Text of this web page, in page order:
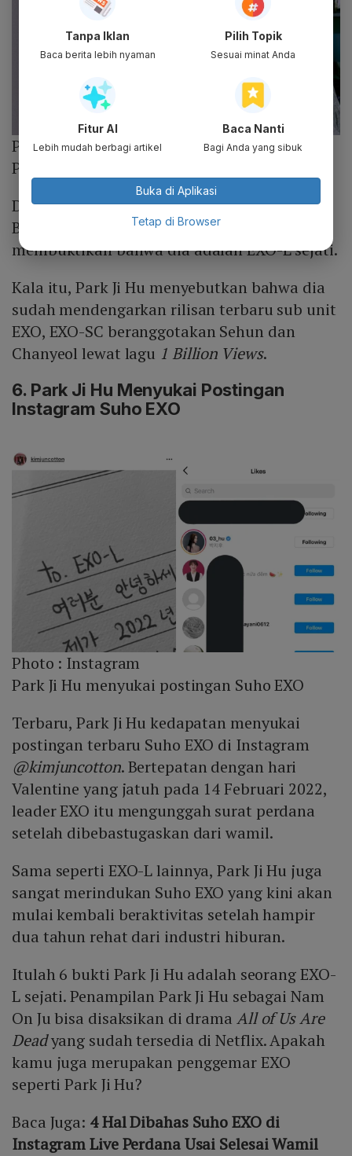
Photo :Berbagai Sumber
Park Ji Hu dan EXO SC
Dalam wawancara bersama majalah Harper's
Bazaar tahun 2020, Park Ji Hu kembali
membuktikan bahwa dia adalah EXO-L sejati.
Kala itu, Park Ji Hu menyebutkan bahwa dia
sudah mendengarkan rilisan terbaru sub unit
EXO, EXO-SC beranggotakan Sehun dan
Chanyeol lewat lagu 1 Billion Views.
6. Park Ji Hu Menyukai Postingan
Instagram Suho EXO
Photo : Instagram
Park Ji Hu menyukai postingan Suho EXO
Terbaru, Park Ji Hu kedapatan menyukai
postingan terbaru Suho EXO di Instagram
@kimjuncotton. Bertepatan dengan hari
Valentine yang jatuh pada 14 Februari 2022,
leader EXO itu mengunggah surat perdana
setelah dibebastugaskan dari wamil.
Sama seperti EXO-L lainnya, Park Ji Hu juga
sangat merindukan Suho EXO yang kini akan
mulai kembali beraktivitas setelah hampir
dua tahun rehat dari industri hiburan.
Itulah 6 bukti Park Ji Hu adalah seorang EXO-
L sejati. Penampilan Park Ji Hu sebagai Nam
On Ju bisa disaksikan di drama All of Us Are
Deadyang sudah tersedia di Netflix. Apakah
kamu juga merupakan penggemar EXO
seperti Park Ji Hu?
Baca Juga: 4 Hal Dibahas Suho EXO di
Instagram Live Perdana Usai Selesai Wamil
Tanpa Iklan
Baca berita lebih nyaman
Pilih Topik
Sesuai minat Anda
Fitur AI
Lebih mudah berbagi artikel
Baca Nanti
Bagi Anda yang sibuk
Buka di Aplikasi
Tetap di Browser